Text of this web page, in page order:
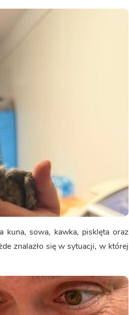
kuna, sowa, kawka, pisklęta oraz
znalazło się w sytuacji, w której